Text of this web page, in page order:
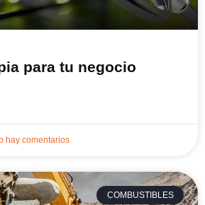
para tu negocio
hay comentarios
COMBUSTIBLES